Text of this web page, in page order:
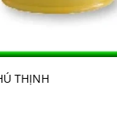
THỊNH